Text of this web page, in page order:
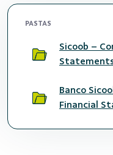
PASTAS
Sicoob –
Banco
Financial